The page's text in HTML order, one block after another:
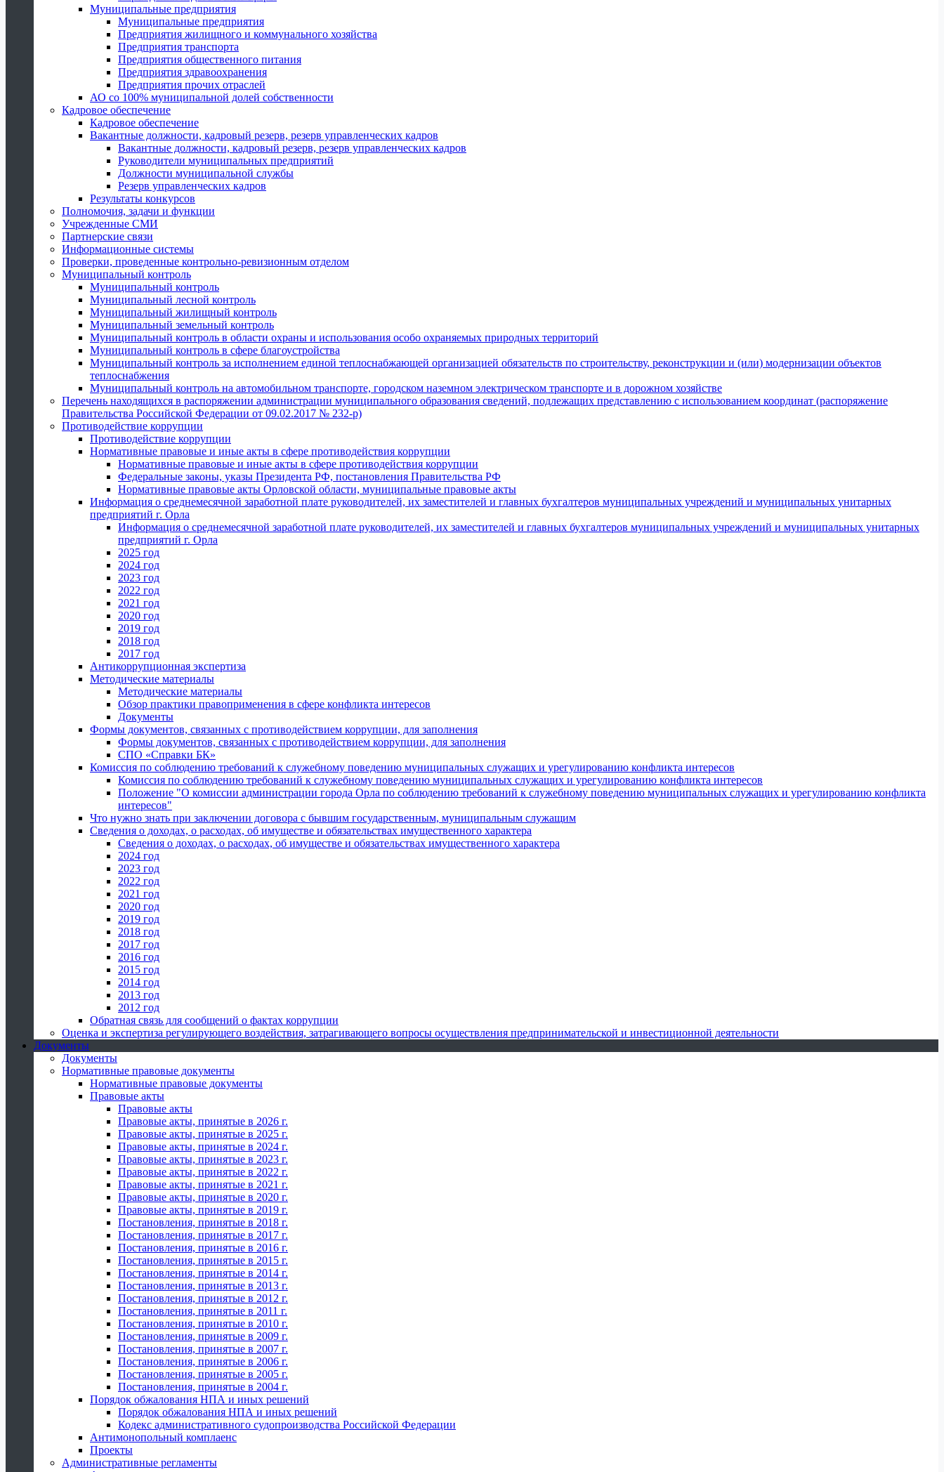
Муниципальные предприятия
Муниципальные предприятия
Предприятия жилищного и коммунального хозяйства
Предприятия транспорта
Предприятия общественного питания
Предприятия здравоохранения
Предприятия прочих отраслей
АО со 100% муниципальной долей собственности
Кадровое обеспечение
Кадровое обеспечение
Вакантные должности, кадровый резерв, резерв управленческих кадров
Вакантные должности, кадровый резерв, резерв управленческих кадров
Руководители муниципальных предприятий
Должности муниципальной службы
Резерв управленческих кадров
Результаты конкурсов
Полномочия, задачи и функции
Учрежденные СМИ
Партнерские связи
Информационные системы
Проверки, проведенные контрольно-ревизионным отделом
Муниципальный контроль
Муниципальный контроль
Муниципальный лесной контроль
Муниципальный жилищный контроль
Муниципальный земельный контроль
Муниципальный контроль в области охраны и использования особо охраняемых природных территорий
Муниципальный контроль в сфере благоустройства
Муниципальный контроль за исполнением единой теплоснабжающей организацией обязательств по строительству, реконструкции и (или) модернизации объектов
теплоснабжения
Муниципальный контроль на автомобильном транспорте, городском наземном электрическом транспорте и в дорожном хозяйстве
Перечень находящихся в распоряжении администрации муниципального образования сведений, подлежащих представлению с использованием координат (распоряжение
Правительства Российской Федерации от 09.02.2017 № 232-р)
Противодействие коррупции
Противодействие коррупции
Нормативные правовые и иные акты в сфере противодействия коррупции
Нормативные правовые и иные акты в сфере противодействия коррупции
Федеральные законы, указы Президента РФ, постановления Правительства РФ
Нормативные правовые акты Орловской области, муниципальные правовые акты
Информация о среднемесячной заработной плате руководителей, их заместителей и главных бухгалтеров муниципальных учреждений и муниципальных унитарных
предприятий г. Орла
Информация о среднемесячной заработной плате руководителей, их заместителей и главных бухгалтеров муниципальных учреждений и муниципальных унитарных
предприятий г. Орла
2025 год
2024 год
2023 год
2022 год
2021 год
2020 год
2019 год
2018 год
2017 год
Антикоррупционная экспертиза
Методические материалы
Методические материалы
Обзор практики правоприменения в сфере конфликта интересов
Документы
Формы документов, связанных с противодействием коррупции, для заполнения
Формы документов, связанных с противодействием коррупции, для заполнения
СПО «Справки БК»
Комиссия по соблюдению требований к служебному поведению муниципальных служащих и урегулированию конфликта интересов
Комиссия по соблюдению требований к служебному поведению муниципальных служащих и урегулированию конфликта интересов
Положение "О комиссии администрации города Орла по соблюдению требований к служебному поведению муниципальных служащих и урегулированию конфликта
интересов"
Что нужно знать при заключении договора с бывшим государственным, муниципальным служащим
Сведения о доходах, о расходах, об имуществе и обязательствах имущественного характера
Сведения о доходах, о расходах, об имуществе и обязательствах имущественного характера
2024 год
2023 год
2022 год
2021 год
2020 год
2019 год
2018 год
2017 год
2016 год
2015 год
2014 год
2013 год
2012 год
Обратная связь для сообщений о фактах коррупции
Оценка и экспертиза регулирующего воздействия, затрагивающего вопросы осуществления предпринимательской и инвестиционной деятельности
Документы
Документы
Нормативные правовые документы
Нормативные правовые документы
Правовые акты
Правовые акты
Правовые акты, принятые в 2026 г.
Правовые акты, принятые в 2025 г.
Правовые акты, принятые в 2024 г.
Правовые акты, принятые в 2023 г.
Правовые акты, принятые в 2022 г.
Правовые акты, принятые в 2021 г.
Правовые акты, принятые в 2020 г.
Правовые акты, принятые в 2019 г.
Постановления, принятые в 2018 г.
Постановления, принятые в 2017 г.
Постановления, принятые в 2016 г.
Постановления, принятые в 2015 г.
Постановления, принятые в 2014 г.
Постановления, принятые в 2013 г.
Постановления, принятые в 2012 г.
Постановления, принятые в 2011 г.
Постановления, принятые в 2010 г.
Постановления, принятые в 2009 г.
Постановления, принятые в 2007 г.
Постановления, принятые в 2006 г.
Постановления, принятые в 2005 г.
Постановления, принятые в 2004 г.
Порядок обжалования НПА и иных решений
Порядок обжалования НПА и иных решений
Кодекс административного судопроизводства Российской Федерации
Антимонопольный комплаенс
Проекты
Административные регламенты